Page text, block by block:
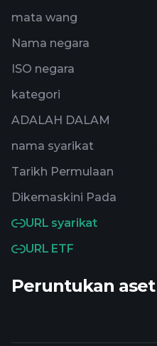
mata wang
Nama negara
ISO negara
kategori
ADALAH DALAM
nama syarikat
Tarikh Permulaan
Dikemaskini Pada
URL syarikat
URL ETF
Peruntukan aset